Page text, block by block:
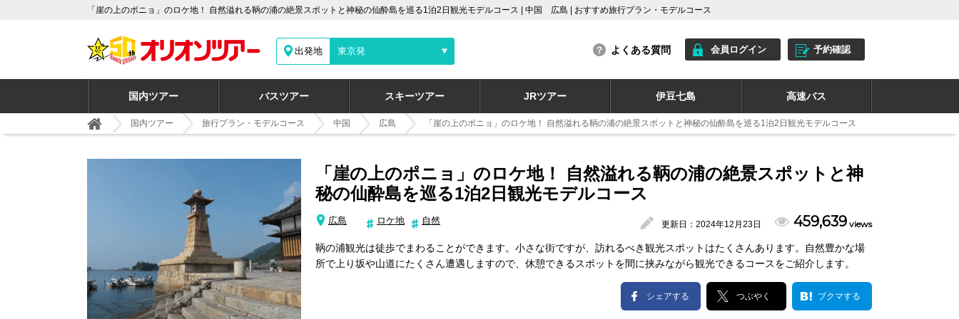
「崖の上のポニョ」のロケ地！ 自然溢れる鞆の浦の絶景スポットと神秘の仙酔島を巡る1泊2日観光モデルコース | 中国 広島 | おすすめ旅行プラン・モデルコース
出発地 東京発 よくある質問 会員ログイン 予約確認
国内ツアー バスツアー スキーツアー JRツアー 伊豆七島 高速バス
国内ツアー 旅行プラン・モデルコース 中国 広島 「崖の上のポニョ」のロケ地！ 自然溢れる鞆の浦の絶景スポットと神秘の仙酔島を巡る1泊2日観光モデルコース
「崖の上のポニョ」のロケ地！ 自然溢れる鞆の浦の絶景スポットと神
秘の仙酔島を巡る1泊2日観光モデルコース
広島 ロケ地 自然 更新日： 2024年12月23日 459,639 views
鞆の浦観光は徒歩でまわることができます。小さな街ですが、訪れるべき観光スポットはたくさんあります。自然豊かな場
所で上り坂や山道にたくさん遭遇しますので、休憩できるスポットを間に挟みながら観光できるコースをご紹介します。
シェアする つぶやく ブクマする